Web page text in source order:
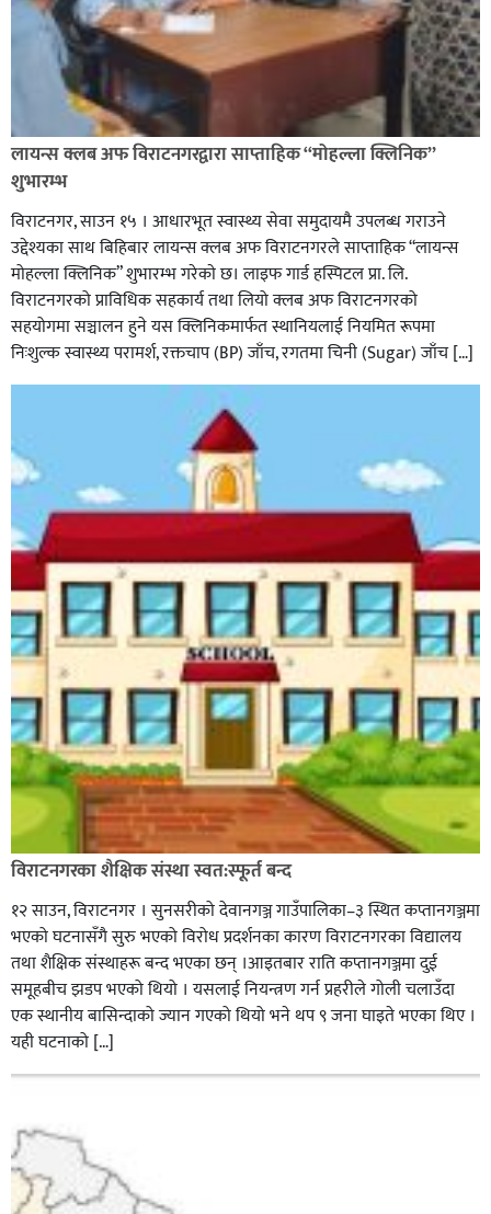
लायन्स क्लब अफ विराटनगरद्वारा साप्ताहिक “मोहल्ला क्लिनिक”
शुभारम्भ
विराटनगर, साउन १५ । आधारभूत स्वास्थ्य सेवा समुदायमै उपलब्ध गराउने
उद्देश्यका साथ बिहिबार लायन्स क्लब अफ विराटनगरले साप्ताहिक “लायन्स
मोहल्ला क्लिनिक” शुभारम्भ गरेकाे छ। लाइफ गार्ड हस्पिटल प्रा. लि.
विराटनगरको प्राविधिक सहकार्य तथा लियो क्लब अफ विराटनगरको
सहयोगमा सञ्चालन हुने यस क्लिनिकमार्फत स्थानियलाई नियमित रूपमा
निःशुल्क स्वास्थ्य परामर्श, रक्तचाप (BP) जाँच, रगतमा चिनी (Sugar) जाँच […]
विराटनगरका शैक्षिक संस्था स्वत:स्फूर्त बन्द
१२ साउन, विराटनगर । सुनसरीको देवानगञ्ज गाउँपालिका–३ स्थित कप्तानगञ्जमा
भएको घटनासँगै सुरु भएको विरोध प्रदर्शनका कारण विराटनगरका विद्यालय
तथा शैक्षिक संस्थाहरू बन्द भएका छन् ।आइतबार राति कप्तानगञ्जमा दुई
समूहबीच झडप भएको थियो । यसलाई नियन्त्रण गर्न प्रहरीले गोली चलाउँदा
एक स्थानीय बासिन्दाको ज्यान गएको थियो भने थप ९ जना घाइते भएका थिए ।
यही घटनाको […]